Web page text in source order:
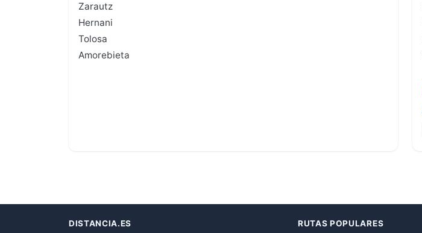
Zarautz
Hernani
Tolosa
Amorebieta
DISTANCIA.ES RUTAS POPULARES